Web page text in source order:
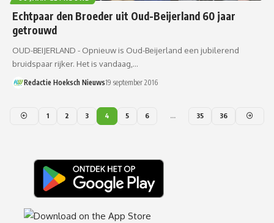
Echtpaar den Broeder uit Oud-Beijerland 60 jaar
getrouwd
OUD-BEIJERLAND - Opnieuw is Oud-Beijerland een jubilerend
bruidspaar rijker. Het is vandaag,…
Redactie Hoeksch Nieuws19 september 2016
1 2 3 4 5 6 … 35 36